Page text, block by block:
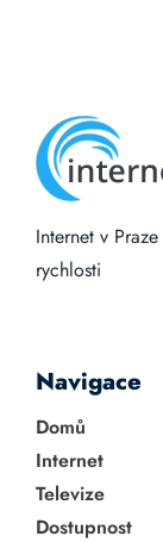
Internet v Praze
rychlosti
Navigace
Domů
Internet
Televize
Dostupnost